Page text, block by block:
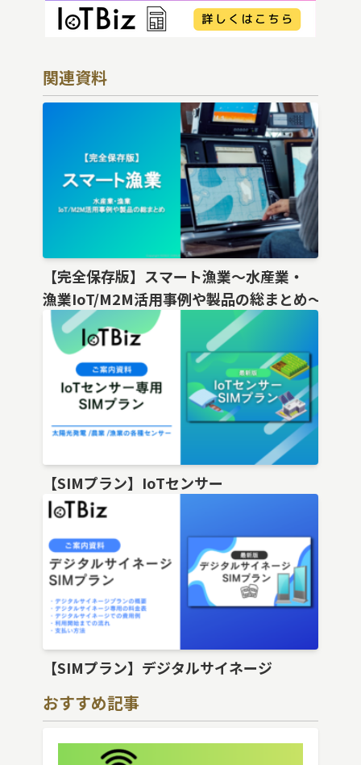
関連資料
【完全保存版】スマート漁業〜水産業・
漁業IoT/M2M活用事例や製品の総まとめ〜
【SIMプラン】IoTセンサー
【SIMプラン】デジタルサイネージ
おすすめ記事